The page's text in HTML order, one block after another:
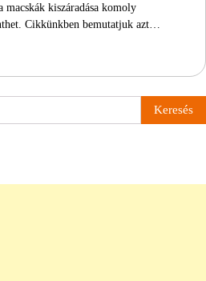
macskák kiszáradása komoly
Cikkünkben bemutatjuk azt…